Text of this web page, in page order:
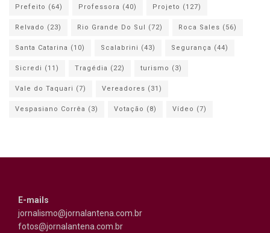
Prefeito (64) Professora (40) Projeto (127)
Relvado (23) Rio Grande Do Sul (72) Roca Sales (56)
Santa Catarina (10) Scalabrini (43) Segurança (44)
Sicredi (11) Tragédia (22) turismo (3)
Vale do Taquari (7) Vereadores (31)
Vespasiano Corrêa (3) Votação (8) Vídeo (7)
E-mails
jornalismo@jornalantena.com.br
fotos@jornalantena.com.br